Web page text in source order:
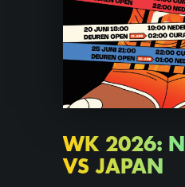
WK 2026:
VS JAPAN